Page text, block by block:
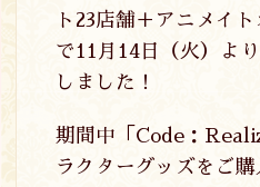
ト23店舗＋アニメイ
で11月14日（火）よ
しました！
期間中「Code：
ラクターグッズをご